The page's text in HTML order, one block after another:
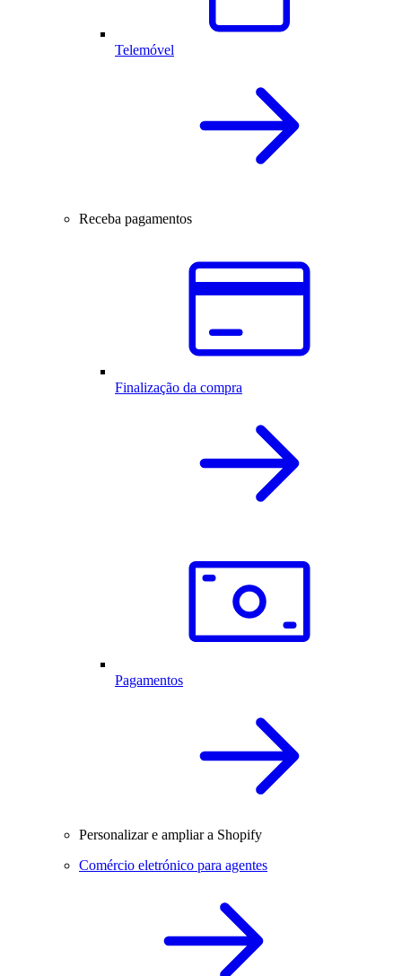
Telemóvel
Receba pagamentos
Finalização da compra
Pagamentos
Personalizar e ampliar a Shopify
Comércio eletrónico para agentes